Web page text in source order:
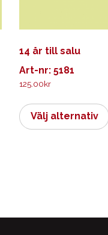
14 år till salu
Art-nr: 5181
125.00kr
Välj alternativ